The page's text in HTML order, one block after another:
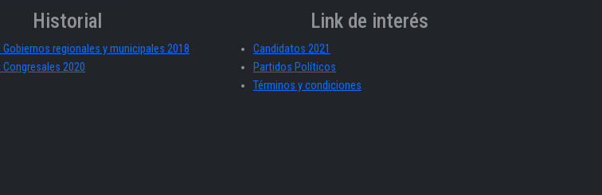
Historial
Gobiernos regionales y municipales 2018
Congresales 2020
Link de interés
Candidatos 2021
Partidos Políticos
Términos y condiciones